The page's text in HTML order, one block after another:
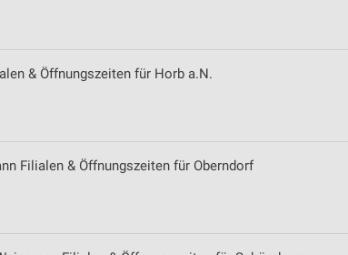
& Öffnungszeiten für Horb a.N.
Filialen & Öffnungszeiten für Oberndorf